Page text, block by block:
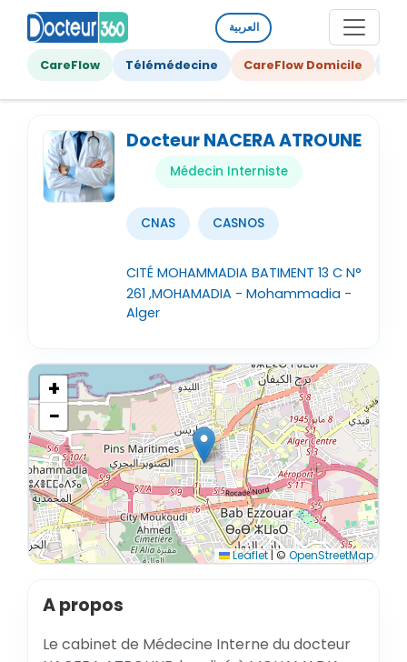
العربية
CareFlow Télémédecine CareFlow Domicile
Docteur NACERA ATROUNE
Médecin Interniste
CNAS CASNOS
CITÉ MOHAMMADIA BATIMENT 13 C N°
261 ,MOHAMADIA - Mohammadia -
Alger
+
−
Leaflet |© OpenStreetMap
A propos
Le cabinet de Médecine Interne du docteur